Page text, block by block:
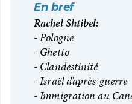
En bref
Rachel Shtibel:
Pologne
Ghetto
Clandestinité
Israël d’après-guerre
Immigration au